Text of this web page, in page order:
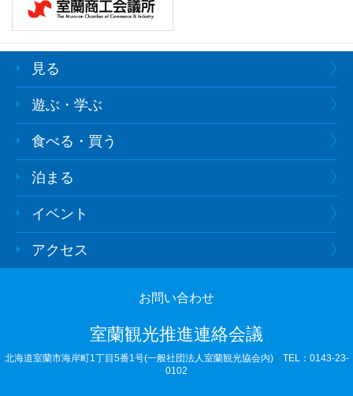
見る
遊ぶ・学ぶ
食べる・買う
泊まる
イベント
アクセス
お問い合わせ
室蘭観光推進連絡会議
北海道室蘭市海岸町1丁目5番1号(一般社団法人室蘭観光協会内)
TEL：0143-23-
0102